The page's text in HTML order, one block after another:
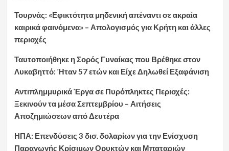
Τουρνάς: «Εφικτότητα μηδενική απέναντι σε ακραία
καιρικά φαινόμενα» – Απολογισμός για Κρήτη και άλλες
περιοχές
Ταυτοποιήθηκε η Σορός Γυναίκας που Βρέθηκε στον
Λυκαβηττό: Ήταν 57 ετών και Είχε Δηλωθεί Εξαφάνιση
Αντιπλημμυρικά Έργα σε Πυρόπληκτες Περιοχές:
Ξεκινούν τα μέσα Σεπτεμβρίου – Αιτήσεις
Αποζημιώσεων από Δευτέρα
ΗΠΑ: Επενδύσεις 3 δισ. δολαρίων για την Ενίσχυση
Παραγωγής Κρίσιμων Ορυκτών και Μπαταριών